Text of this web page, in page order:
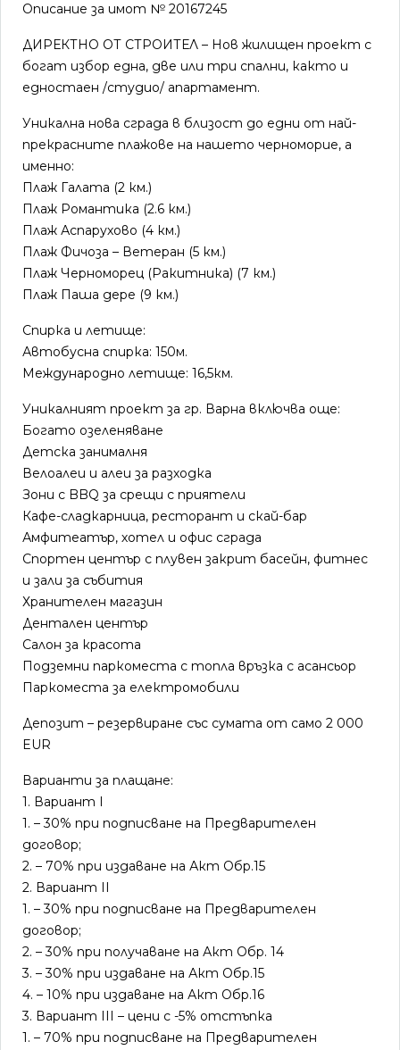
Описание за имот № 20167245
ДИРЕКТНО ОТ СТРОИТЕЛ – Нов жилищен проект с
богат избор една, две или три спални, както и
едностаен /студио/ апартамент.
Уникална нова сграда в близост до едни от най-
прекрасните плажове на нашето черноморие, а
именно:
Плаж Галата (2 км.)
Плаж Романтика (2.6 км.)
Плаж Аспарухово (4 км.)
Плаж Фичоза – Ветеран (5 км.)
Плаж Черноморец (Ракитника) (7 км.)
Плаж Паша дере (9 км.)
Спирка и летище:
Автобусна спирка: 150м.
Международно летище: 16,5км.
Уникалният проект за гр. Варна включва още:
Богато озеленяване
Детска занималня
Велоалеи и алеи за разходка
Зони с BBQ за срещи с приятели
Кафе-сладкарница, ресторант и скай-бар
Амфитеатър, хотел и офис сграда
Спортен център с плувен закрит басейн, фитнес
и зали за събития
Хранителен магазин
Дентален център
Салон за красота
Подземни паркоместа с топла връзка с асансьор
Паркоместа за електромобили
Депозит – резервиране със сумата от само 2 000
EUR
Варианти за плащане:
1. Вариант I
1. – 30% при подписване на Предварителен
договор;
2. – 70% при издаване на Акт Oбр.15
2. Вариант II
1. – 30% при подписване на Предварителен
договор;
2. – 30% при получаване на Акт Oбр. 14
3. – 30% при издаване на Акт Oбр.15
4. – 10% при издаване на Акт Oбр.16
3. Вариант III – цени с -5% отстъпка
1. – 70% при подписване на Предварителен